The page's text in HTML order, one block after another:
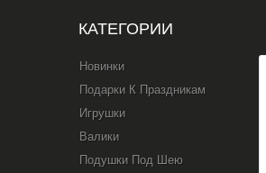
КАТЕГОРИИ
Новинки
Подарки К Праздникам
Игрушки
Валики
Подушки Под Шею